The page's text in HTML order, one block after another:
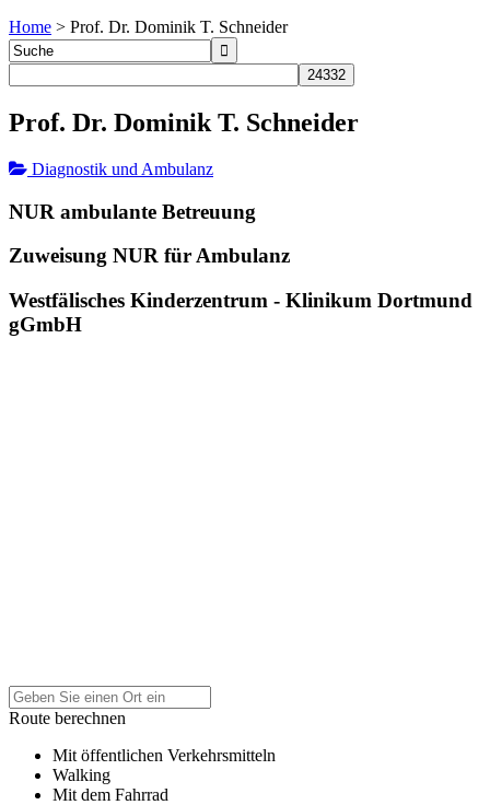
Home > Prof. Dr. Dominik T. Schneider
Prof. Dr. Dominik T. Schneider
Diagnostik und Ambulanz
NUR ambulante Betreuung
Zuweisung NUR für Ambulanz
Westfälisches Kinderzentrum - Klinikum Dortmund
gGmbH
Route berechnen
Mit öffentlichen Verkehrsmitteln
Walking
Mit dem Fahrrad